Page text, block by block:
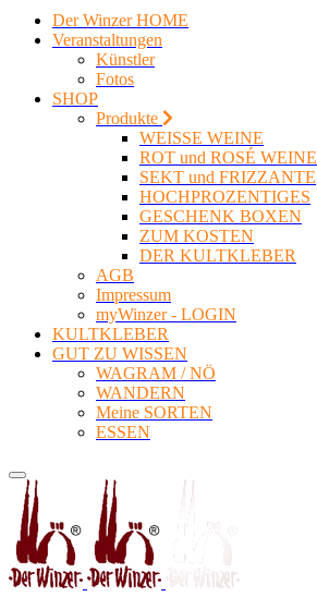
Der Winzer HOME
Veranstaltungen
Künstler
Fotos
SHOP
Produkte
WEISSE WEINE
ROT und ROSÉ WEINE
SEKT und FRIZZANTE
HOCHPROZENTIGES
GESCHENK BOXEN
ZUM KOSTEN
DER KULTKLEBER
AGB
Impressum
myWinzer - LOGIN
KULTKLEBER
GUT ZU WISSEN
WAGRAM / NÖ
WANDERN
Meine SORTEN
ESSEN